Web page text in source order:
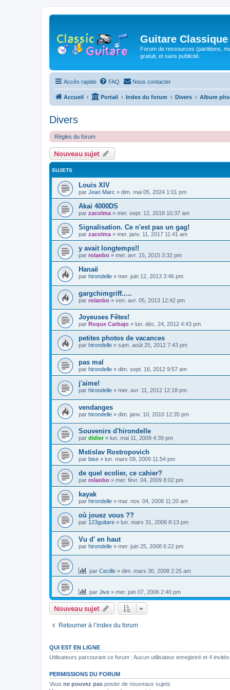
Guitare Classique
Forum de ressources (partitions,
gratuit, et sans publicité.
Accès rapide FAQ Nous contacter
Accueil Portail Index du forum Divers Album
Divers
Règles du forum
Nouveau sujet
SUJETS
Louis XIV
par Jean Marc » dim. mai 05, 2024 1:01 pm
Akai 4000DS
par zacolma » mer. sept. 12, 2018 10:37 am
Signalisation. Ce n'est pas un gag!
par zacolma » mer. janv. 11, 2017 11:41 am
y avait longtemps!!
par rolanbo » mer. avr. 15, 2015 3:32 pm
Hanaë
par hirondelle » mer. juin 12, 2013 3:46 pm
gargchimgriff.....
par rolanbo » ven. avr. 05, 2013 12:42 pm
Joyeuses Fêtes!
par Roque Carbajo » lun. déc. 24, 2012 4:43 pm
petites photos de vacances
par hirondelle » sam. août 25, 2012 7:43 pm
pas mal
par hirondelle » dim. sept. 16, 2012 9:57 am
j'aime!
par hirondelle » mer. avr. 11, 2012 12:18 pm
vendanges
par hirondelle » dim. janv. 10, 2010 12:35 pm
Souvenirs d'hirondelle
par didier» lun. mai 11, 2009 4:39 pm
Mstislav Rostropovich
par bise » lun. mars 09, 2009 11:54 pm
de quel ecolier, ce cahier?
par rolanbo » mer. févr. 04, 2009 8:02 pm
kayak
par hirondelle » mar. nov. 04, 2008 11:20 am
où jouez vous ??
par 123guitare » lun. mars 31, 2008 8:13 pm
Vu d' en haut
par hirondelle » mer. juin 25, 2008 6:22 pm
par Cecille » dim. mars 30, 2008 2:25 am
par Jive » mer. juin 07, 2006 2:40 pm
Nouveau sujet
Retourner à l’index du forum
QUI EST EN LIGNE
Utilisateurs parcourant ce forum : Aucun utilisateur enregistré et 4 invités
PERMISSIONS DU FORUM
Vous ne pouvez pas poster de nouveaux sujets